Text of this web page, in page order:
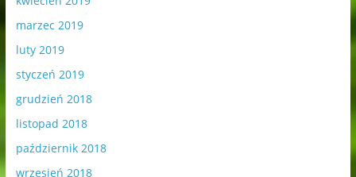
marzec 2019
luty 2019
styczeń 2019
grudzień 2018
listopad 2018
październik 2018
wrzesień 2018